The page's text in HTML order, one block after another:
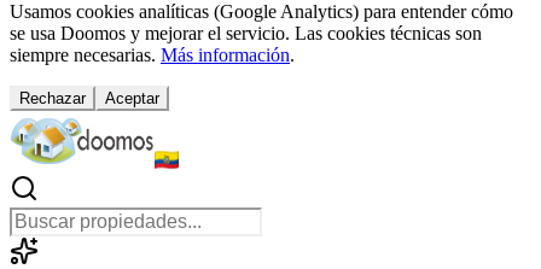
Usamos cookies analíticas (Google Analytics) para entender cómo
se usa Doomos y mejorar el servicio. Las cookies técnicas son
siempre necesarias. Más información.
Rechazar Aceptar